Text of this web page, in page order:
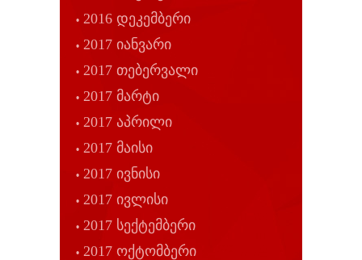
2016 დეკემბერი
2017 იანვარი
2017 თებერვალი
2017 მარტი
2017 აპრილი
2017 მაისი
2017 ივნისი
2017 ივლისი
2017 სექტემბერი
2017 ოქტომბერი